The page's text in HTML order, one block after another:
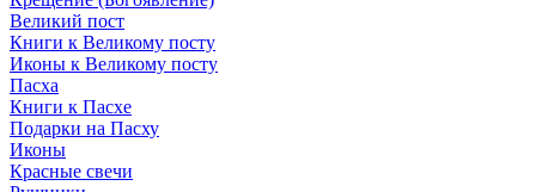
Великий пост
Книги к Великому посту
Иконы к Великому посту
Пасха
Книги к Пасхе
Подарки на Пасху
Иконы
Красные свечи